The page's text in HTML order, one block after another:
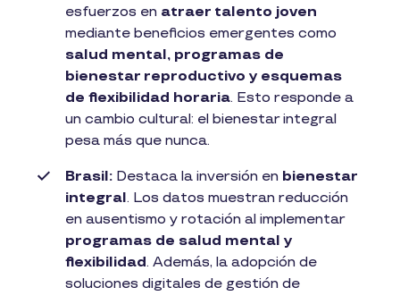
esfuerzos en atraer talento joven
mediante beneficios emergentes como
salud mental, programas de
bienestar reproductivo y esquemas
de flexibilidad horaria. Esto responde a
un cambio cultural: el bienestar integral
pesa más que nunca.
Brasil: Destaca la inversión en bienestar
integral. Los datos muestran reducción
en ausentismo y rotación al implementar
programas de salud mental y
flexibilidad. Además, la adopción de
soluciones digitales de gestión de